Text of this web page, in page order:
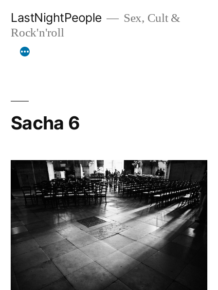
contenu
LastNightPeople
Sex, Cult &
Rock'n'roll
Sacha 6